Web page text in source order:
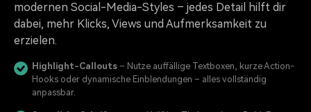
modernen Social-Media-Styles – jedes Detail hilft dir
dabei, mehr Klicks, Views und Aufmerksamkeit zu
erzielen.
Highlight-Callouts – Nutze auffällige Textboxen, kurze Action-
Hooks oder dynamische Einblendungen – alles vollständig
anpassbar.